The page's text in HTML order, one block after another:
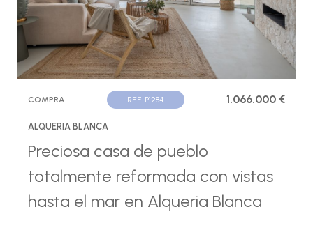
COMPRA REF. P1284 1.066.000 €
ALQUERIA BLANCA
Preciosa casa de pueblo
totalmente reformada con vistas
hasta el mar en Alqueria Blanca